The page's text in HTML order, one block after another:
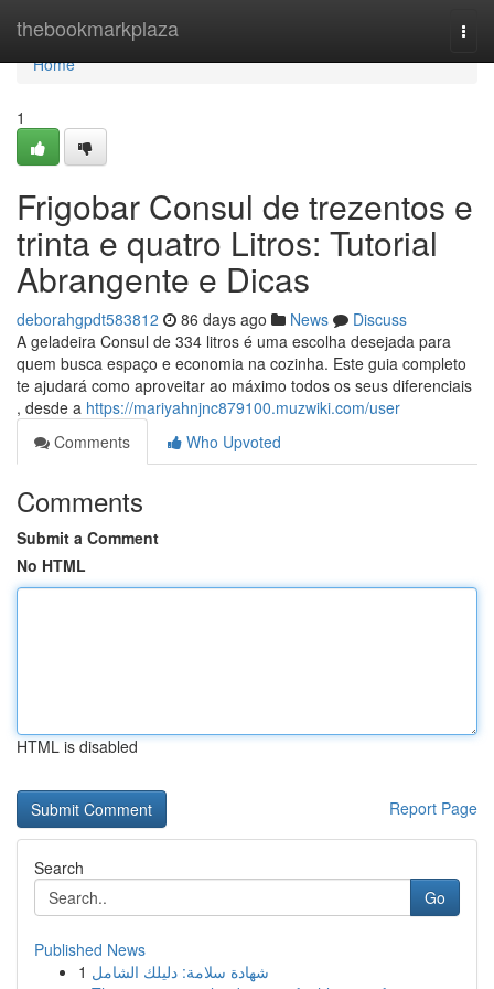
thebookmarkplaza
Home
Home
1
Frigobar Consul de trezentos e
trinta e quatro Litros: Tutorial
Abrangente e Dicas
deborahgpdt583812 86 days ago News
Discuss
A geladeira Consul de 334 litros é uma escolha desejada para
quem busca espaço e economia na cozinha. Este guia completo
te ajudará como aproveitar ao máximo todos os seus diferenciais
, desde a https://mariyahnjnc879100.muzwiki.com/user
Comments
Who Upvoted
Comments
Submit a Comment
No HTML
HTML is disabled
Report Page
Search
Go
Published News
1 شهادة سلامة: دليلك الشامل